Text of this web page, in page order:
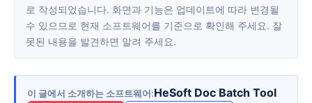
로 작성되었습니다. 화면과 기능은 업데이트에 따라 변경될
수 있으므로 현재 소프트웨어를 기준으로 확인해 주세요. 잘
못된 내용을 발견하면 알려 주세요.
이 글에서 소개하는 소프트웨어 HeSoft Doc Batch Tool